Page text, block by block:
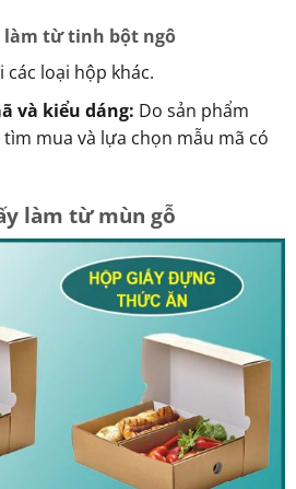
làm từ tinh bột ngô
các loại hộp khác.
và kiểu dáng: Do sản phẩm
mua và lựa chọn mẫu mã có
làm từ mùn gỗ